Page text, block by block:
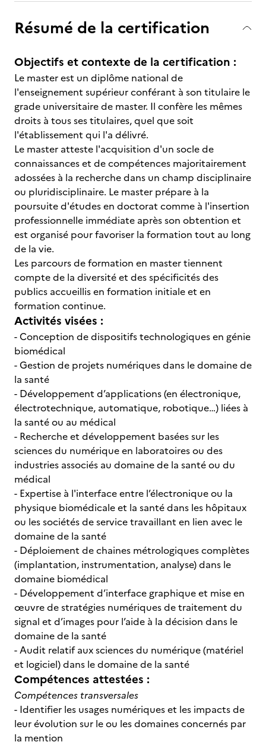
Résumé de la certification
Objectifs et contexte de la certification :
Le master est un diplôme national de
l'enseignement supérieur conférant à son titulaire le
grade universitaire de master. Il confère les mêmes
droits à tous ses titulaires, quel que soit
l'établissement qui l'a délivré.
Le master atteste l'acquisition d'un socle de
connaissances et de compétences majoritairement
adossées à la recherche dans un champ disciplinaire
ou pluridisciplinaire. Le master prépare à la
poursuite d'études en doctorat comme à l'insertion
professionnelle immédiate après son obtention et
est organisé pour favoriser la formation tout au long
de la vie.
Les parcours de formation en master tiennent
compte de la diversité et des spécificités des
publics accueillis en formation initiale et en
formation continue.
Activités visées :
- Conception de dispositifs technologiques en génie
biomédical
- Gestion de projets numériques dans le domaine de
la santé
- Développement d’applications (en électronique,
électrotechnique, automatique, robotique…) liées à
la santé ou au médical
- Recherche et développement basées sur les
sciences du numérique en laboratoires ou des
industries associés au domaine de la santé ou du
médical
- Expertise à l'interface entre l’électronique ou la
physique biomédicale et la santé dans les hôpitaux
ou les sociétés de service travaillant en lien avec le
domaine de la santé
- Déploiement de chaines métrologiques complètes
(implantation, instrumentation, analyse) dans le
domaine biomédical
- Développement d’interface graphique et mise en
œuvre de stratégies numériques de traitement du
signal et d’images pour l’aide à la décision dans le
domaine de la santé
- Audit relatif aux sciences du numérique (matériel
et logiciel) dans le domaine de la santé
Compétences attestées :
Compétences transversales
- Identifier les usages numériques et les impacts de
leur évolution sur le ou les domaines concernés par
la mention